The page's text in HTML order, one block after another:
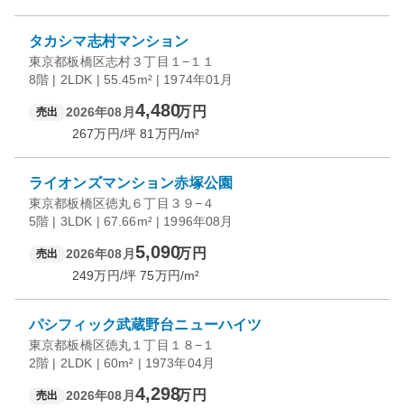
タカシマ志村マンション
東京都板橋区志村３丁目１−１１
8階 | 2LDK | 55.45m² | 1974年01月
売出 2026年08月 4,480万円
267万円/坪 81 万円/m²
ライオンズマンション赤塚公園
東京都板橋区徳丸６丁目３９−４
5階 | 3LDK | 67.66m² | 1996年08月
売出 2026年08月 5,090万円
249万円/坪 75万円/m²
パシフィック武蔵野台ニューハイツ
東京都板橋区徳丸１丁目１８−１
2階 | 2LDK | 60m² | 1973年04月
売出 2026年08月 4,298万円